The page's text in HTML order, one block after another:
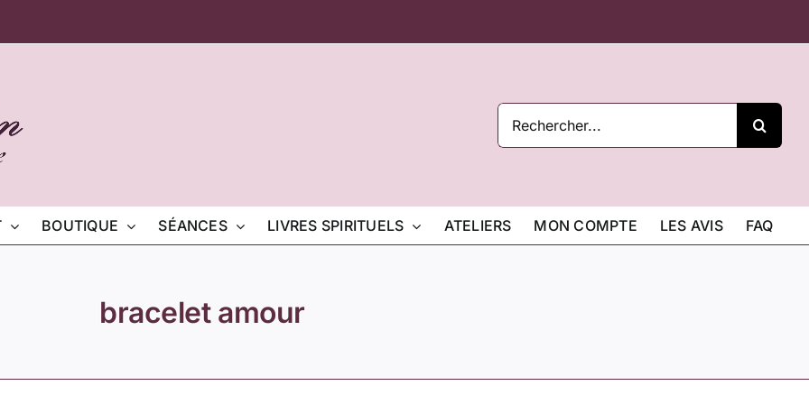
Rechercher:
BOUTIQUE SÉANCES LIVRES SPIRITUELS ATELIERS MON COMPTE LES AVIS FAQ
bracelet amour